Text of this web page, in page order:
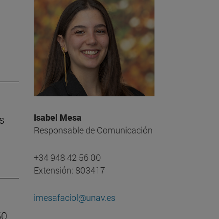
Isabel Mesa
Responsable de Comunicación
+34 948 42 56 00
Extensión: 803417
imesafaciol@unav.es